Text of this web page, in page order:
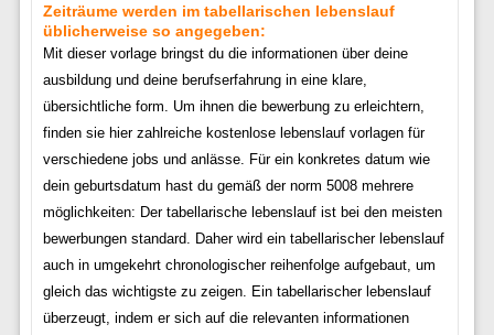
Zeiträume werden im tabellarischen lebenslauf
üblicherweise so angegeben:
Mit dieser vorlage bringst du die informationen über deine
ausbildung und deine berufserfahrung in eine klare,
übersichtliche form. Um ihnen die bewerbung zu erleichtern,
finden sie hier zahlreiche kostenlose lebenslauf vorlagen für
verschiedene jobs und anlässe. Für ein konkretes datum wie
dein geburtsdatum hast du gemäß der norm 5008 mehrere
möglichkeiten: Der tabellarische lebenslauf ist bei den meisten
bewerbungen standard. Daher wird ein tabellarischer lebenslauf
auch in umgekehrt chronologischer reihenfolge aufgebaut, um
gleich das wichtigste zu zeigen. Ein tabellarischer lebenslauf
überzeugt, indem er sich auf die relevanten informationen